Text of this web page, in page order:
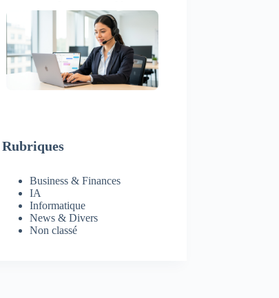
Rubriques
Business & Finances
IA
Informatique
News & Divers
Non classé